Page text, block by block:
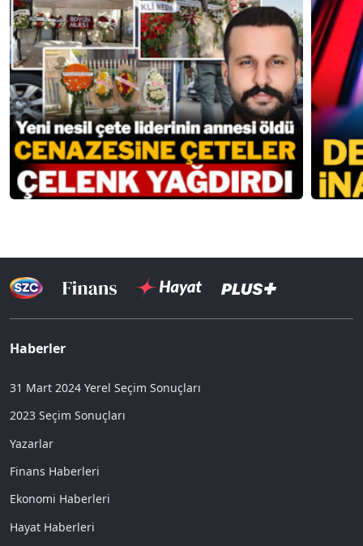
Haberler
31 Mart 2024 Yerel Seçim Sonuçları
2023 Seçim Sonuçları
Yazarlar
Finans Haberleri
Ekonomi Haberleri
Hayat Haberleri